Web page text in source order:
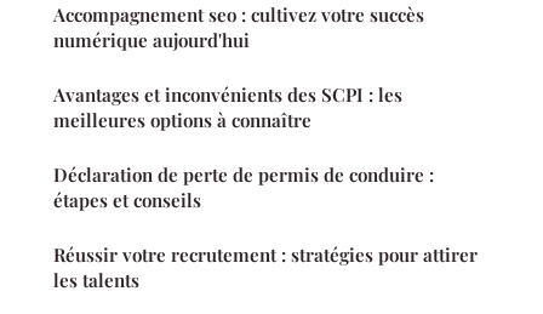
Accompagnement seo : cultivez votre succès
numérique aujourd'hui
Avantages et inconvénients des SCPI : les
meilleures options à connaître
Déclaration de perte de permis de conduire :
étapes et conseils
Réussir votre recrutement : stratégies pour attirer
les talents